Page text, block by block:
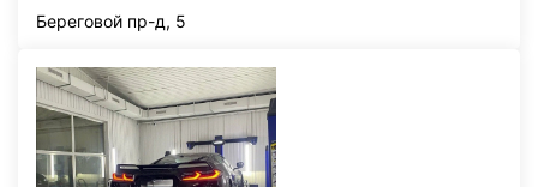
Береговой пр-д, 5